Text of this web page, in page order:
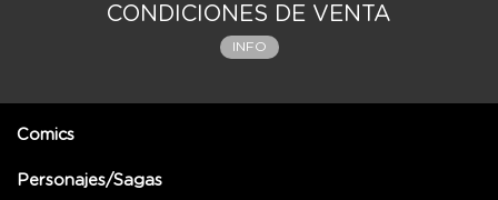
CONDICIONES DE VENTA
INFO
Comics
Personajes/Sagas